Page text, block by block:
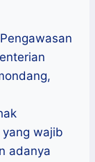
wajib
adanya